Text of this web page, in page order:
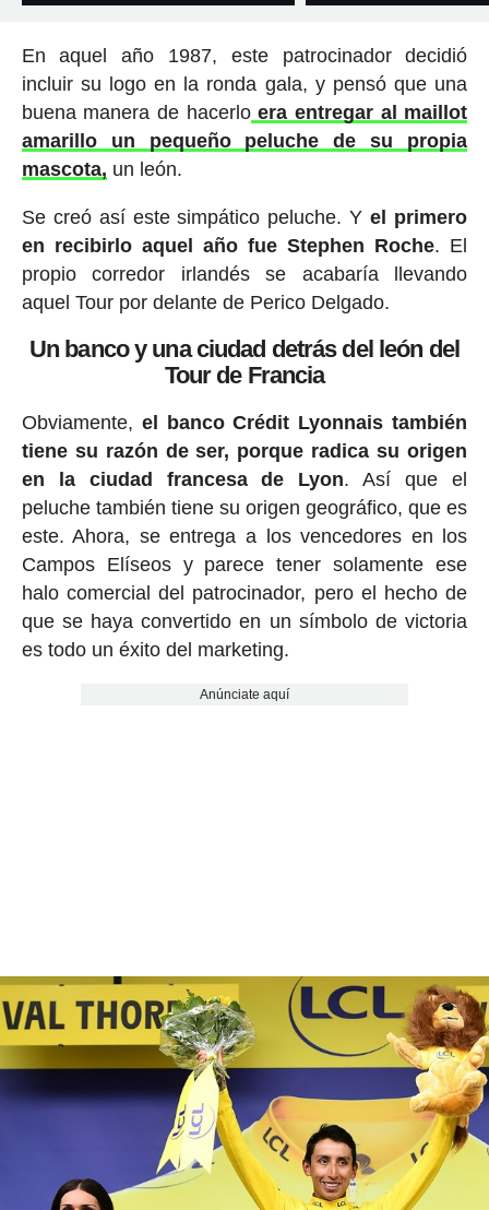
En aquel año 1987, este patrocinador decidió
incluir su logo en la ronda gala, y pensó que una
buena manera de hacerloera entregar al maillot
amarillo un pequeño peluche de su propia
mascota, un león.
Se creó así este simpático peluche. Yel primero
en recibirlo aquel año fue Stephen Roche. El
propio corredor irlandés se acabaría llevando
aquel Tour por delante de Perico Delgado.
Un banco y una ciudad detrás del león del
Tour de Francia
Obviamente, el banco Crédit Lyonnais también
tiene su razón de ser, porque radica su origen
en la ciudad francesa de Lyon. Así que el
peluche también tiene su origen geográfico, que es
este. Ahora, se entrega a los vencedores en los
Campos Elíseos y parece tener solamente ese
halo comercial del patrocinador, pero el hecho de
que se haya convertido en un símbolo de victoria
es todo un éxito del marketing.
Anúnciate aquí